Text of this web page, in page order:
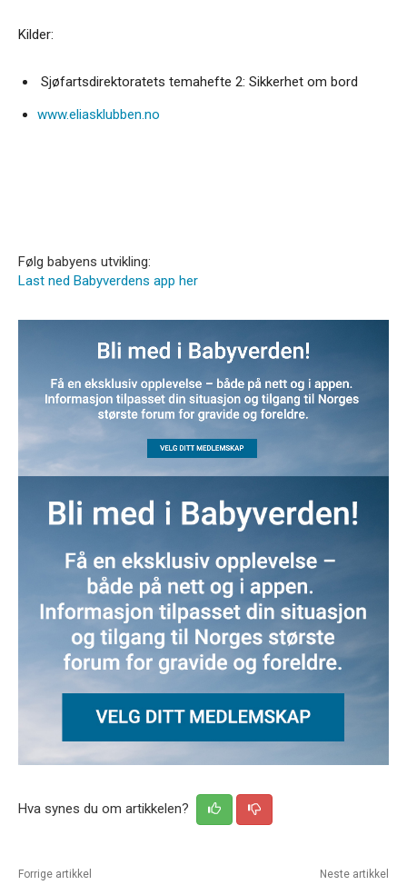
Kilder:
Sjøfartsdirektoratets temahefte 2: Sikkerhet om bord
www.eliasklubben.no
Følg babyens utvikling:
Last ned Babyverdens app her
Hva synes du om artikkelen?
Forrige artikkel Neste artikkel